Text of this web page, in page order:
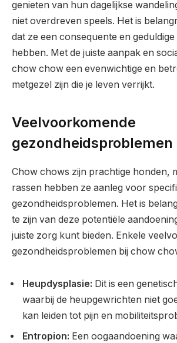
genieten van hun dagelijkse
niet overdreven speels. Het is
dat ze een consequente en
hebben. Met de juiste aanpak en
chow chow een evenwichtige en
metgezel zijn die je leven verrijkt.
Veelvoorkomende
gezondheidsproblemen
Chow chows zijn prachtige honden,
rassen hebben ze aanleg voor
gezondheidsproblemen. Het is
te zijn van deze potentiële
juiste zorg kunt bieden. Enkele
gezondheidsproblemen bij chow
Heupdysplasie: Dit is een
waarbij de heupgewrichten niet
kan leiden tot pijn en
Entropion: Een oogaandoening